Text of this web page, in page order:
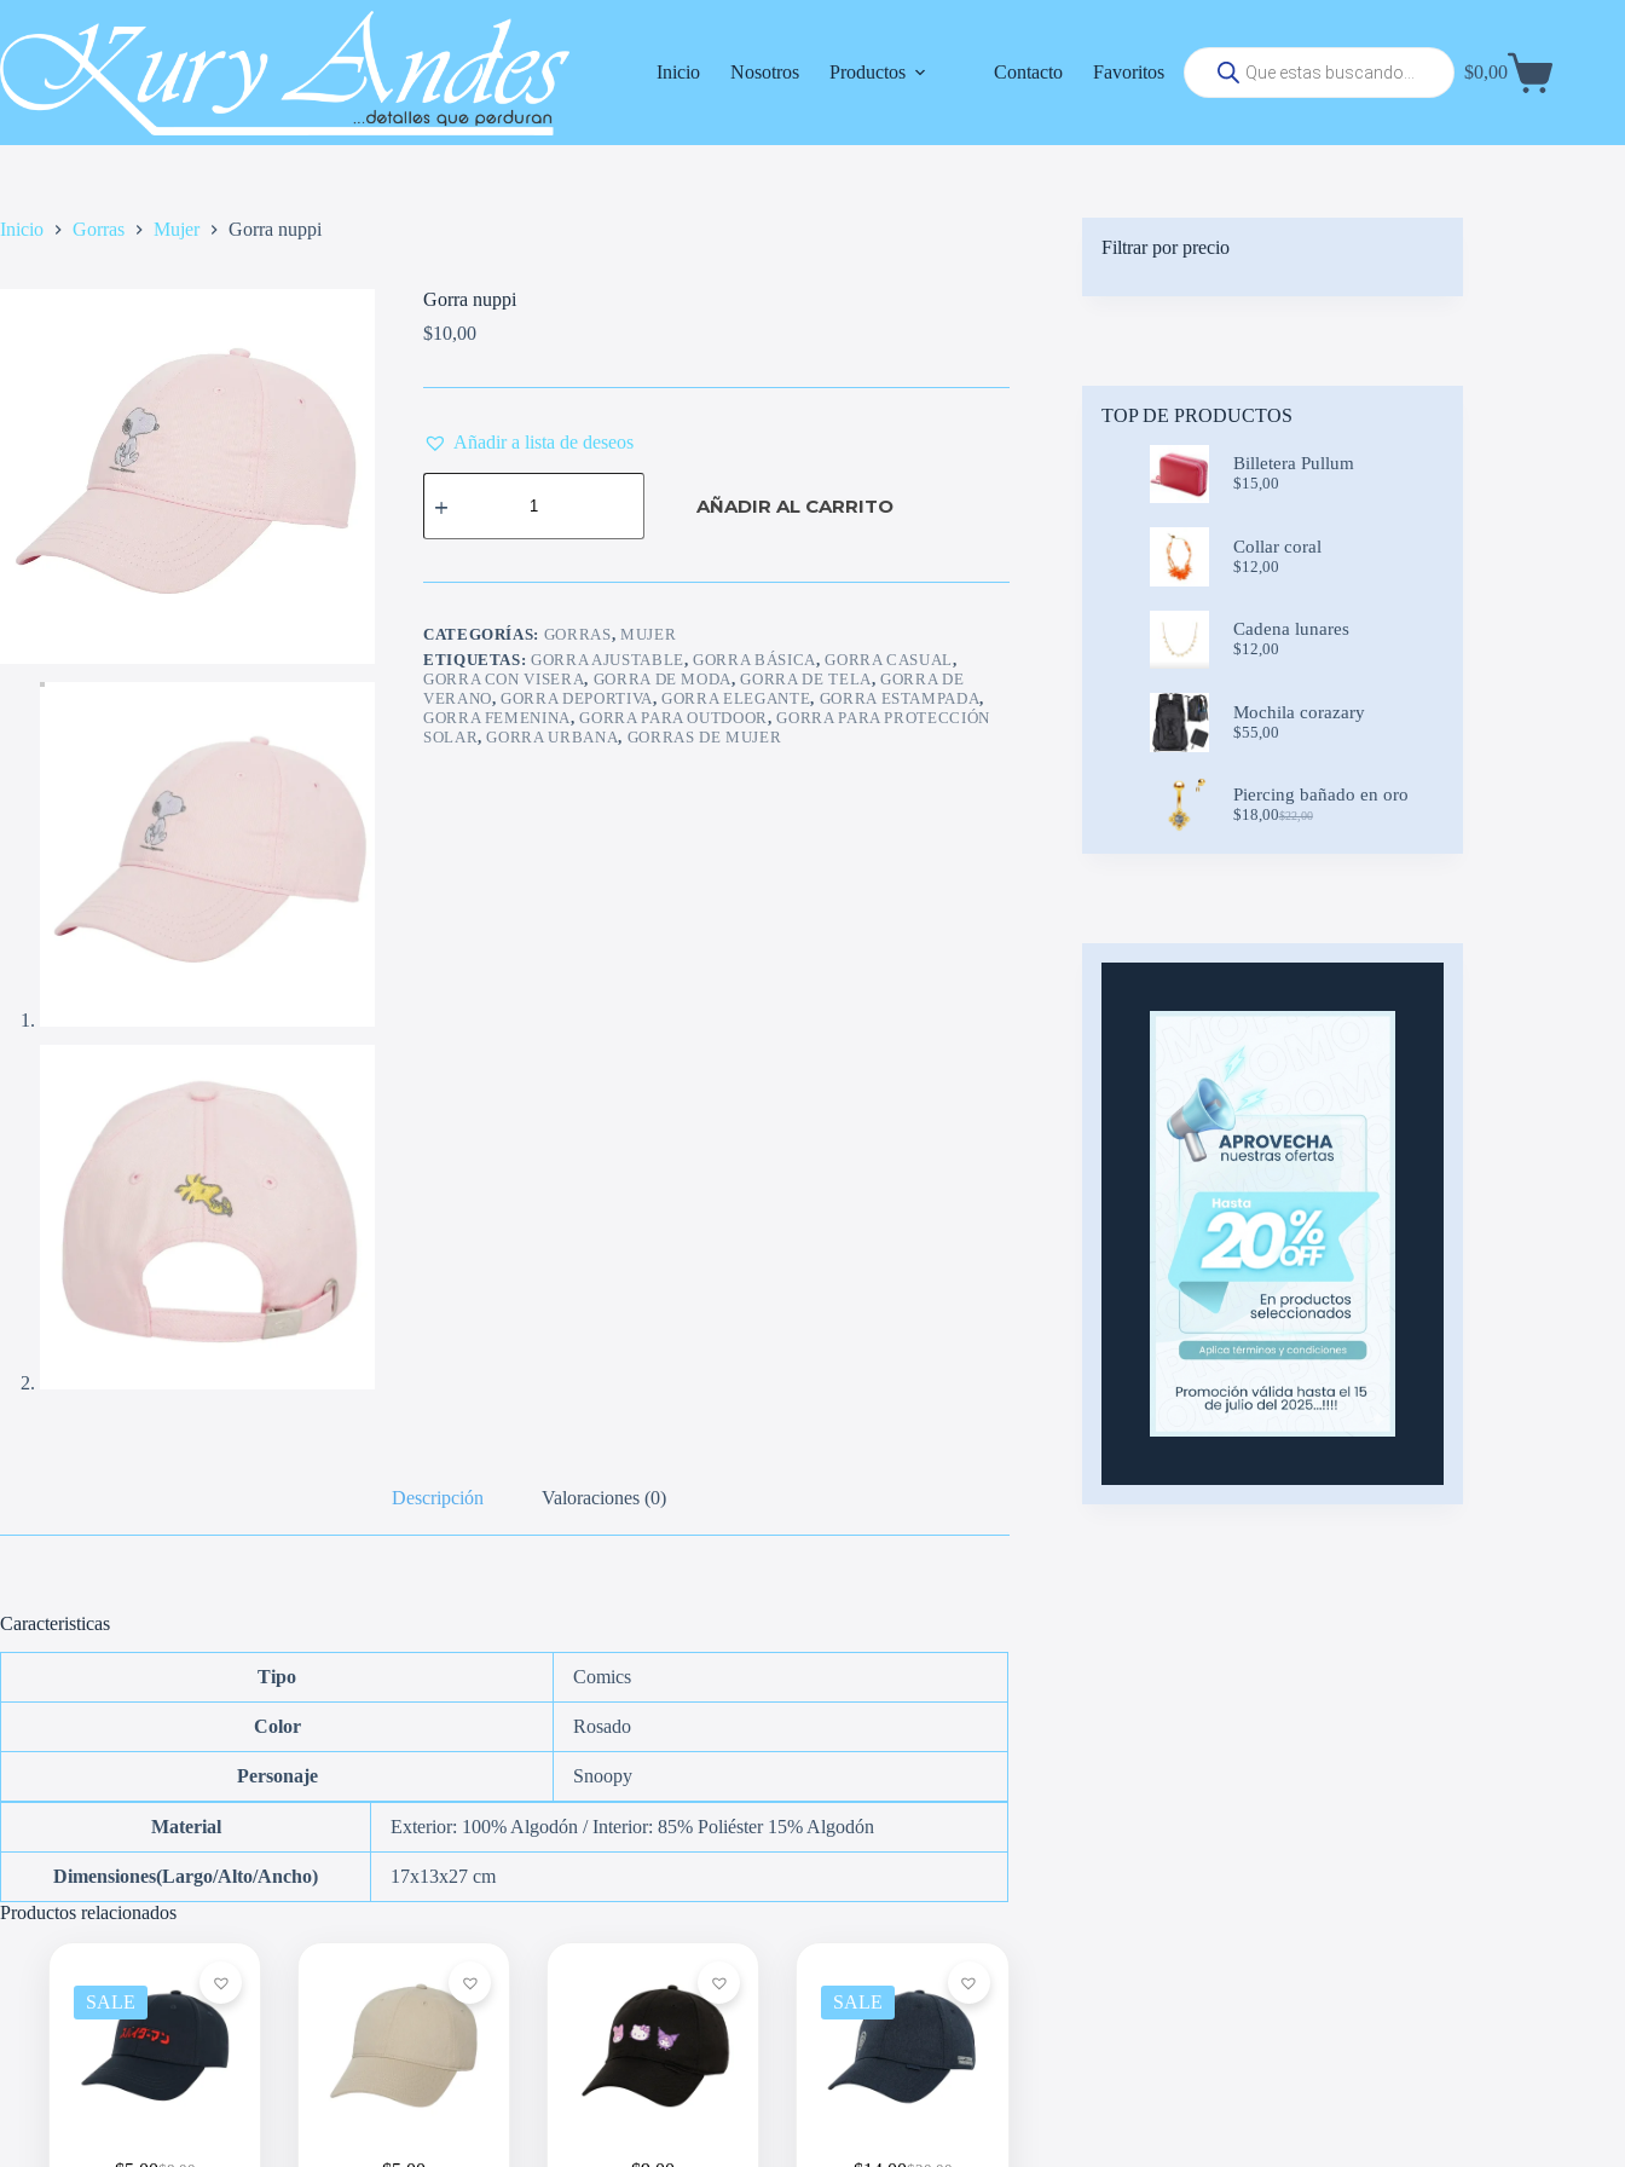
contenido
Inicio
Nosotros Productos Contacto Favoritos
Búsqueda
de
productos
Carrito
$0,00
Inicio Gorras Mujer Gorra nuppi
Gorra nuppi
$10,00
Añadir a lista de deseos
Gorra
nuppi
AÑADIR AL CARRITO
CATEGORÍAS: GORRAS, MUJER
ETIQUETAS:GORRA AJUSTABLE,GORRA BÁSICA,GORRA CASUAL,
GORRA CON VISERA, GORRA DE MODA,GORRA DE TELA,GORRA DE
VERANO,GORRA DEPORTIVA,GORRA ELEGANTE, GORRA ESTAMPADA,
GORRA FEMENINA,GORRA PARA OUTDOOR,GORRA PARA PROTECCIÓN
SOLAR,GORRA URBANA, GORRAS DE MUJER
Descripción Valoraciones (0)
Caracteristicas
Tipo Comics
Color Rosado
Personaje Snoopy
Material Exterior: 100% Algodón / Interior: 85% Poliéster 15% Algodón
Dimensiones(Largo/Alto/Ancho)
17x13x27 cm
Productos relacionados
SALE SALE
Filtrar por precio
TOP DE PRODUCTOS
Billetera Pullum
$15,00
Collar coral
$12,00
Cadena lunares
$12,00
Mochila corazary
$55,00
Piercing bañado en oro
$22,00
Original
$18,00Current